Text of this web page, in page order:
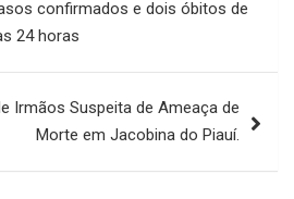
confirmados e dois óbitos de
24 horas
Irmãos Suspeita de Ameaça de
Morte em Jacobina do Piauí.